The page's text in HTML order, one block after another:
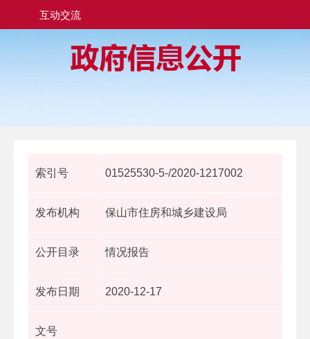
互动交流
索引号 01525530-5-/2020-1217002
发布机构 保山市住房和城乡建设局
公开目录 情况报告
发布日期 2020-12-17
文号